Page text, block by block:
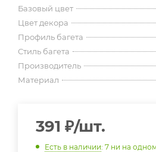
Базовый цвет
Цвет декора
Профиль багета
Стиль багета
Производитель
Материал
391 ₽/шт.
Есть в наличии: 7 ни на